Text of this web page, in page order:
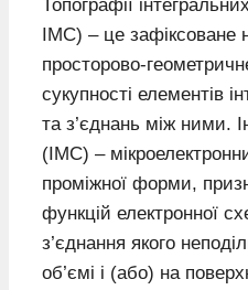
Топографії
ІМС) – це зафіксоване
просторово-
сукупності елементів
та з’єднань між ними.
(ІМС) –
проміжної форми,
функцій електронної
з’єднання якого
об’ємі і (або) на